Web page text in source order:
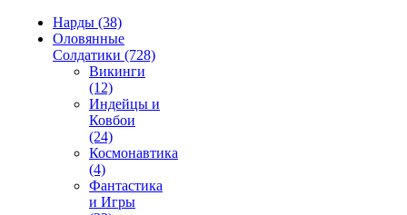
Нарды (38)
Оловянные
Солдатики (728)
Викинги
(12)
Индейцы и
Ковбои
(24)
Космонавтика
(4)
Фантастика
и Игры